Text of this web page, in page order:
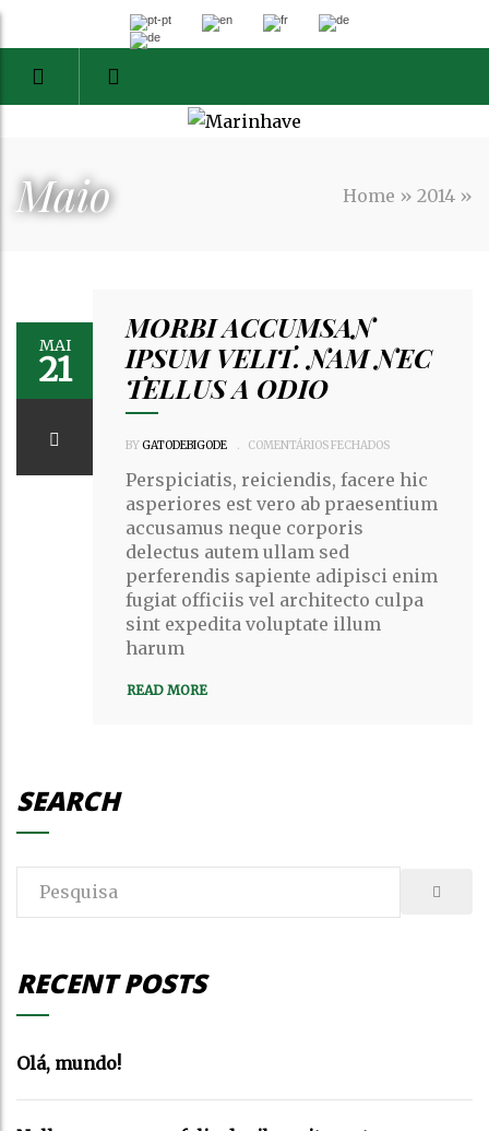
Maio Home » 2014 »
MAI
21
MORBI ACCUMSAN
IPSUM VELIT. NAM NEC
TELLUS A ODIO
BYGATODEBIGODE COMENTÁRIOS FECHADOSMORBI
IPSUM
VELIT.
NAM
NEC
Perspiciatis, reiciendis, facere hic
asperiores est vero ab praesentium
accusamus neque corporis
delectus autem ullam sed
perferendis sapiente adipisci enim
fugiat officiis vel architecto culpa
sint expedita voluptate illum
harum
READ MORE
SEARCH
RECENT POSTS
Olá, mundo!